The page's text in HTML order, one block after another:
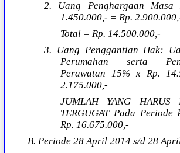
2. Uang Penghargaan
1.450.000,- = Rp.
Total = Rp. 14.500.000,-
3. Uang Penggantian Hak:
Perumahan serta
Perawatan 15% x Rp.
2.175.000,-
JUMLAH YANG HARUS
TERGUGAT Pada
Rp. 16.675.000,-
B. Periode 28 April 2014 s/d 28